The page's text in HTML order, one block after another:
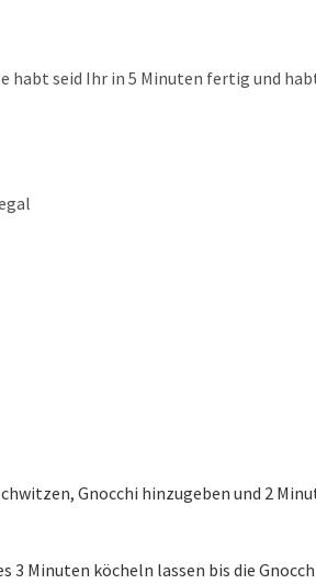
habt seid Ihr in 5 Minuten fertig und
Gnocchi hinzugeben und 2
3 Minuten köcheln lassen bis die